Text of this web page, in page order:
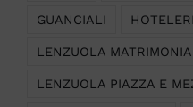
GUANCIALI
LENZUOLA
LENZUOLA PIAZZA E